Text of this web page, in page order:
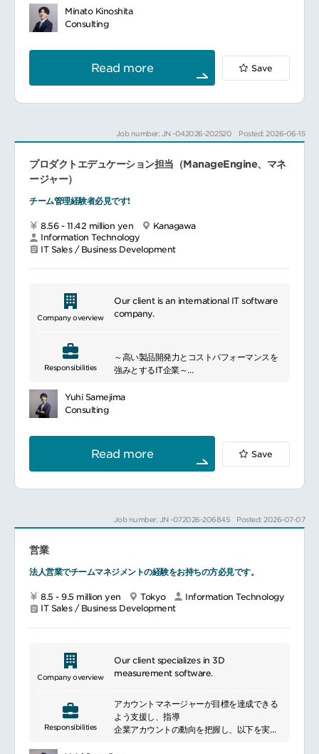
■マネジメント業務マネジメント人材の育成
組織力向上のための育成体制の整備
アドプラットフォーム営業責任者
グローバルビジネスの統括経験
━━━━━━━━━━━━━━━#spotlightjob4
customer experience, and business
ロージング対応および既存顧客に対するアッ
Minato Kinoshita
Consulting
Read more Save
Job number: JN -042026-202520 Posted: 2026-06-15
プロダクトエデュケーション担当（ManageEngine、マネ
ージャー）
チーム管理経験者必見です!
8.56 - 11.42 million yen
Kanagawa
Information Technology
IT Sales / Business Development
Company overview
Our client is an international IT software
company.
Responsibilities
～高い製品開発力とコストパフォーマンスを
強みとするIT企業～
各国・地域のニーズを踏まえた機能開発を行
やすい価格帯で提供することで、
多くの企業のIT活用・業務効率化を支援して
います。
━━━━━━━━━━━━━━━
お客様が自社IT製品の価値を最大限に引き出
■具体的な業務内容
パートナー、ユーザー、社内向けの製品トレ
ーニング（オンライン／対面）の企画・実施
チームメンバーの育成および業務マネジメン
運営
製品活用度向上を目的とした教育戦略の立
ユーザーおよびパートナーのITスキルレベル
を把握し、製品導入・運用を円滑に進めるた
めのスキル開発モデルの提案
Yuhi Samejima
Consulting
Read more Save
Job number: JN -072026-206845 Posted: 2026-07-07
営業
法人営業でチームマネジメントの経験をお持ちの方必見です。
8.5 - 9.5 million yen Tokyo
Information Technology
IT Sales / Business Development
Company overview
Our client specializes in 3D
measurement software.
Responsibilities
アカウントマネージャーが目標を達成できる
よう支援し、指導
企業アカウントの動向を把握し、以下を実行